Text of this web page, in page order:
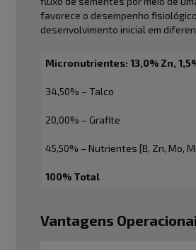
favorece o desempenho
desenvolvimento inicial em
Micronutrientes: 13,0% Zn,
34,50% – Talco
20,00% – Grafite
45,50% – Nutrientes [B, Zn, Mo,
100% Total
Vantagens